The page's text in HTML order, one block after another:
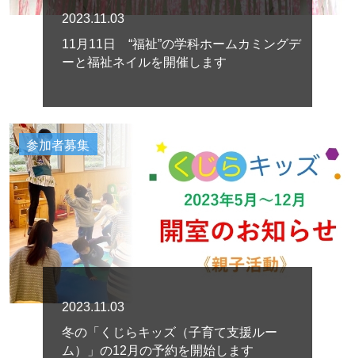
2023.11.03
11月11日 “福祉”の学科ホームカミングデ
ーと福祉ネイルを開催します
参加者募集
2023.11.03
冬の「くじらキッズ（子育て支援ルー
ム）」の12月の予約を開始します